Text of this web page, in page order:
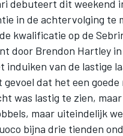
DTM
debuteert dit weekend
in de achtervolging te
kwalificatie op de
door Brendon Hartley
van de lastige
dat het een goede
was lastig te zien,
maar uiteindelijk
bijna drie tienden